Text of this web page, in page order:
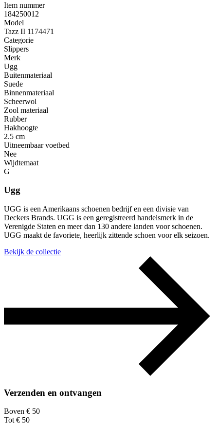
Item nummer
184250012
Model
Tazz II 1174471
Categorie
Slippers
Merk
Ugg
Buitenmateriaal
Suede
Binnenmateriaal
Scheerwol
Zool materiaal
Rubber
Hakhoogte
2.5 cm
Uitneembaar voetbed
Nee
Wijdtemaat
G
Ugg
UGG is een Amerikaans schoenen bedrijf en een divisie van
Deckers Brands. UGG is een geregistreerd handelsmerk in de
Verenigde Staten en meer dan 130 andere landen voor schoenen.
UGG maakt de favoriete, heerlijk zittende schoen voor elk seizoen.
Bekijk de collectie
Verzenden en ontvangen
Boven € 50
Tot € 50